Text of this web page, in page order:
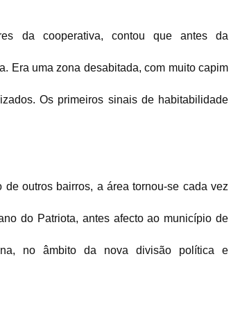
da cooperativa, contou que antes da
Era uma zona desabitada, com muito capim
Os primeiros sinais de habitabilidade
outros bairros, a área tornou-se cada vez
do Patriota, antes afecto ao município de
no âmbito da nova divisão política e